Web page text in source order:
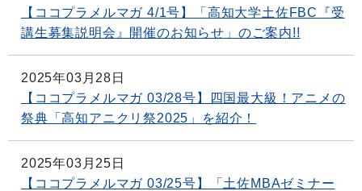
【ココプラメルマガ 4/1号】「高知大学土佐FBC『受
講生募集説明会』開催のお知らせ」のご案内!!
2025年03月28日
【ココプラメルマガ 03/28号】四国最大級！アニメの
祭典「高知アニクリ祭2025」を紹介！
2025年03月25日
【ココプラメルマガ 03/25号】「土佐MBAゼミナー